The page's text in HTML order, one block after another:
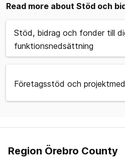
Read more about Stöd och
Stöd, bidrag och fonder till
funktionsnedsättning
Företagsstöd och
Region Örebro County